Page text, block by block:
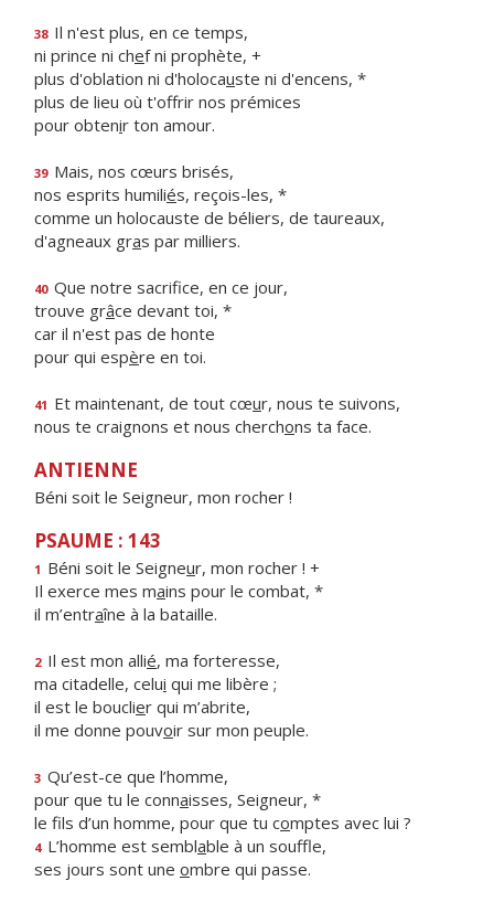
38 Il n'est plus, en ce temps,
ni prince ni chef ni prophète, +
plus d'oblation ni d'holocauste ni d'encens, *
plus de lieu où t'offrir nos prémices
pour obtenir ton amour.
39 Mais, nos cœurs brisés,
nos esprits humiliés, reçois-les, *
comme un holocauste de béliers, de taureaux,
d'agneaux gras par milliers.
40 Que notre sacrifice, en ce jour,
trouve grâce devant toi, *
car il n'est pas de honte
pour qui espère en toi.
41 Et maintenant, de tout cœur, nous te suivons,
nous te craignons et nous cherchons ta face.
ANTIENNE
Béni soit le Seigneur, mon rocher !
PSAUME : 143
1 Béni soit le Seigneur, mon rocher ! +
Il exerce mes mains pour le combat, *
il m’entraîne à la bataille.
2 Il est mon allié, ma forteresse,
ma citadelle, celui qui me libère ;
il est le bouclier qui m’abrite,
il me donne pouvoir sur mon peuple.
3 Qu’est-ce que l’homme,
pour que tu le connaisses, Seigneur, *
le fils d’un homme, pour que tu comptes avec lui ?
4 L’homme est semblable à un souffle,
ses jours sont une ombre qui passe.